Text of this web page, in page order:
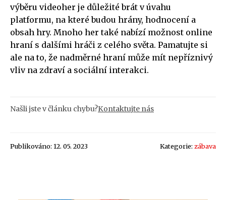
výběru videoher je důležité brát v úvahu
platformu, na které budou hrány, hodnocení a
obsah hry. Mnoho her také nabízí možnost online
hraní s dalšími hráči z celého světa. Pamatujte si
ale na to, že nadměrné hraní může mít nepříznivý
vliv na zdraví a sociální interakci.
Našli jste v článku chybu?Kontaktujte nás
Publikováno: 12. 05. 2023 Kategorie: zábava